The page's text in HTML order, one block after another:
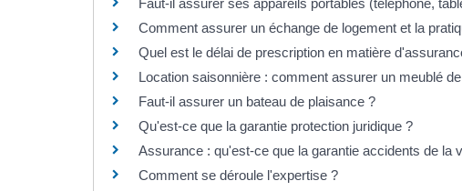
Faut-il assurer ses appareils portables (téléphone,
Comment assurer un échange de logement et la
Quel est le délai de prescription en matière
Location saisonnière : comment assurer un meublé
Faut-il assurer un bateau de plaisance ?
Qu'est-ce que la garantie protection juridique ?
Assurance : qu'est-ce que la garantie accidents de la
Comment se déroule l'expertise ?